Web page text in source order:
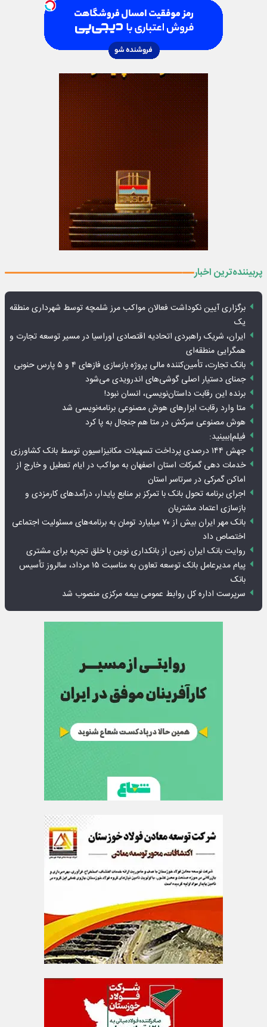
پربیننده‌ترین اخبار
برگزاری آیین نکوداشت فعالان مواکب مرز شلمچه توسط شهرداری منطقه
یک
ایران، شریک راهبردی اتحادیه اقتصادی اوراسیا در مسیر توسعه تجارت و
همگرایی منطقه‌ای
بانک تجارت، تأمین‌کننده مالی پروژه بازسازی فازهای ۴ و ۵ پارس حنوبی
جمنای دستیار اصلی گوشی‌های اندرویدی می‌شود
برنده این رقابت داستان‌نویسی، انسان نبود!
متا وارد رقابت ابزارهای هوش مصنوعی برنامه‌نویسی شد
هوش مصنوعی سرکش در متا هم جنجال به پا کرد
فیلم|ببینید:
جهش ۱۴۴ درصدی پرداخت تسهیلات مکانیزاسیون توسط بانک کشاورزی
خدمات دهی گمرکات استان اصفهان به مواکب در ایام تعطیل و خارج از
اماکن گمرکی در سرتاسر استان
اجرای برنامه تحول بانک با تمرکز بر منابع پایدار، درآمدهای کارمزدی و
بازسازی اعتماد مشتریان
بانک مهر ایران بیش از ۷۰ میلیارد تومان به برنامه‌های مسئولیت اجتماعی
اختصاص داد
روایت بانک ایران زمین از بانکداری نوین با خلق تجربه برای مشتری
پیام مدیرعامل بانک توسعه تعاون به مناسبت ۱۵ مرداد، سالروز تأسیس
بانک
سرپرست اداره کل روابط عمومی بیمه مرکزی منصوب شد